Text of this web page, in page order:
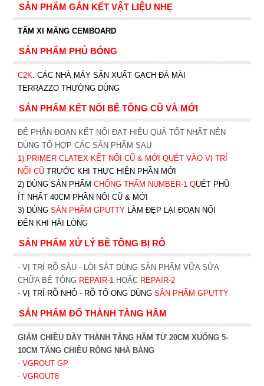
SẢN PHẨM GẮN KẾT VẬT LIỆU NHẸ
TẤM XI MĂNG CEMBOARD
SẢN PHẨM PHỦ BÓNG
C2K. CÁC NHÀ MÁY SẢN XUẤT GẠCH ĐÁ MÀI
TERRAZZO THƯỜNG DÙNG
SẢN PHẨM KẾT NỐI BÊ TÔNG CŨ VÀ MỚI
ĐỂ PHÂN ĐOẠN KẾT NỐI ĐẠT HIỆU QUẢ TỐT NHẤT NÊN
DÙNG TỔ HỢP CÁC SẢN PHẨM SAU
1) PRIMER CLATEX KẾT NỐI CŨ & MỚI QUÉT VÀO VỊ TRÍ
NỐI CŨ TRƯỚC KHI THỰC HIỆN PHẦN MỚI
2) DÙNG SẢN PHẨM CHỐNG THẤM NUMBER-1QUÉT PHŨ
ÍT NHẤT 40CM PHẦN NỐI CŨ & MỚI
3) DÙNG SẢN PHẨM GPUTTY LÀM ĐẸP LẠI ĐOẠN NỐI
ĐẾN KHI HÀI LÒNG
SẢN PHẨM XỬ LÝ BÊ TÔNG BỊ RỖ
- VỊ TRÍ RỖ SÂU - LÒI SẮT DÙNG SẢN PHẨM VỮA SỬA
CHỮA BÊ TÔNG REPAIR-1HOẶC REPAIR-2
- VỊ TRÍ RỖ NHỎ - RỖ TỔ ONG DÙNG SẢN PHẨM GPUTTY
SẢN PHẨM ĐỔ THÀNH TẦNG HẦM
GIẢM CHIỀU DÀY THÀNH TẦNG HẦM TỪ 20CM XUỐNG 5-
10CM TĂNG CHIỀU RỘNG NHÀ BẰNG
- VGROUT GP
- VGROUT8